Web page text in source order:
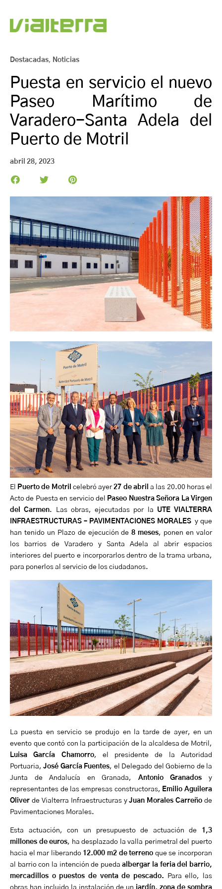
Destacadas, Noticias
Puesta en servicio el nuevo
Paseo Marítimo de
Varadero-Santa Adela del
Puerto de Motril
abril 28, 2023
El Puerto de Motril celebró ayer27 de abril a las 20.00 horas el
Acto de Puesta en servicio del
Paseo Nuestra Señora La Virgen
del Carmen. Las obras, ejecutadas por la UTE VIALTERRA
INFRAESTRUCTURAS – PAVIMENTACIONES MORALESy que
han tenido un Plazo de ejecución de8 meses, ponen en valor
los barrios de Varadero y Santa Adela al abrir espacios
interiores del puerto e incorporarlos dentro de la trama urbana,
para ponerlos al servicio de los ciudadanos.
La puesta en servicio se produjo en la tarde de ayer, en un
evento que contó con la participación de la alcaldesa de Motril,
Luisa García Chamorro, el presidente de la Autoridad
Portuaria,José García Fuentes, el Delegado del Gobierno de la
Junta de Andalucía en Granada, Antonio Granados y
representantes de las empresas constructoras, Emilio Aguilera
Oliver de Vialterra Infraestructuras yJuan Morales Carreño de
Pavimentaciones Morales.
Esta actuación, con un presupuesto de actuación de 1,3
millones de euros, ha desplazado la valla perimetral del puerto
hacia el mar liberando 12.000 m2 de terreno que se incorporan
al barrio con la intención de puedaalbergar la feria del barrio,
mercadillos o puestos de venta de pescado. Para ello, las
obras han incluido la instalación de un jardín, zona de sombra